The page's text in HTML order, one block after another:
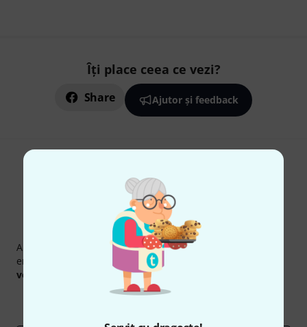
Îți place ceea ce vezi?
Share Ajutor și feedback
Newsletter Thomann
Abonați-vă la buletinul informativ Thomann în limba
engleză și, cu puțin noroc, puteți câștiga unul dintre
voucherele
în valoare de50 €fiecare!
Contribuții inspiraționale